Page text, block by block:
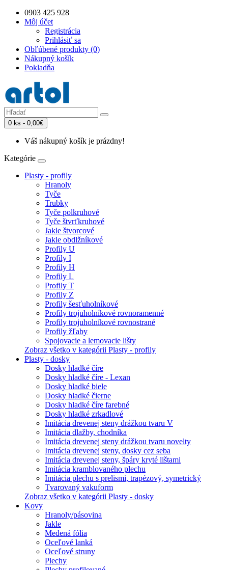
0903 425 928
Môj účet
Registrácia
Prihlásiť sa
Obľúbené produkty (0)
Nákupný košík
Pokladňa
0 ks - 0,00€
Váš nákupný košík je prázdny!
Kategórie
Plasty - profily
Hranoly
Tyče
Trubky
Tyče polkruhové
Tyče štvrťkruhové
Jakle štvorcové
Jakle obdlžníkové
Profily U
Profily I
Profily H
Profily L
Profily T
Profily Z
Profily šesťuholníkové
Profily trojuholníkové rovnoramenné
Profily trojuholníkové rovnostrané
Profily žľaby
Spojovacie a lemovacie lišty
Zobraz všetko v kategórii Plasty - profily
Plasty - dosky
Dosky hladké číre
Dosky hladké číre - Lexan
Dosky hladké biele
Dosky hladké čierne
Dosky hladké číre farebné
Dosky hladké zrkadlové
Imitácia drevenej steny drážkou tvaru V
Imitácia dlažby, chodníka
Imitácia drevenej steny drážkou tvaru novelty
Imitácia drevenej steny, dosky cez seba
Imitácia drevenej steny, špáry kryté lištami
Imitácia kramblovaného plechu
Imitácia plechu s prelismi, trapézový, symetrický
Tvarovaný vakuform
Zobraz všetko v kategórii Plasty - dosky
Kovy
Hranoly/pásovina
Jakle
Medená fólia
Oceľové lanká
Oceľové struny
Plechy